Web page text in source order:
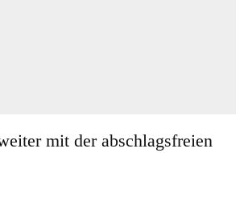
mit der abschlagsfreien